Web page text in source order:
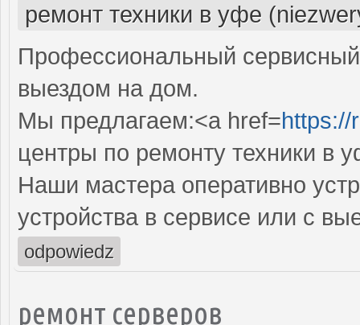
ремонт техники в уфе
Профессиональный
выездом на дом.
Мы предлагаем:<a href=https://
центры по ремонту техники в
Наши мастера оперативно
устройства в сервисе или с
odpowiedz
ремонт серверов